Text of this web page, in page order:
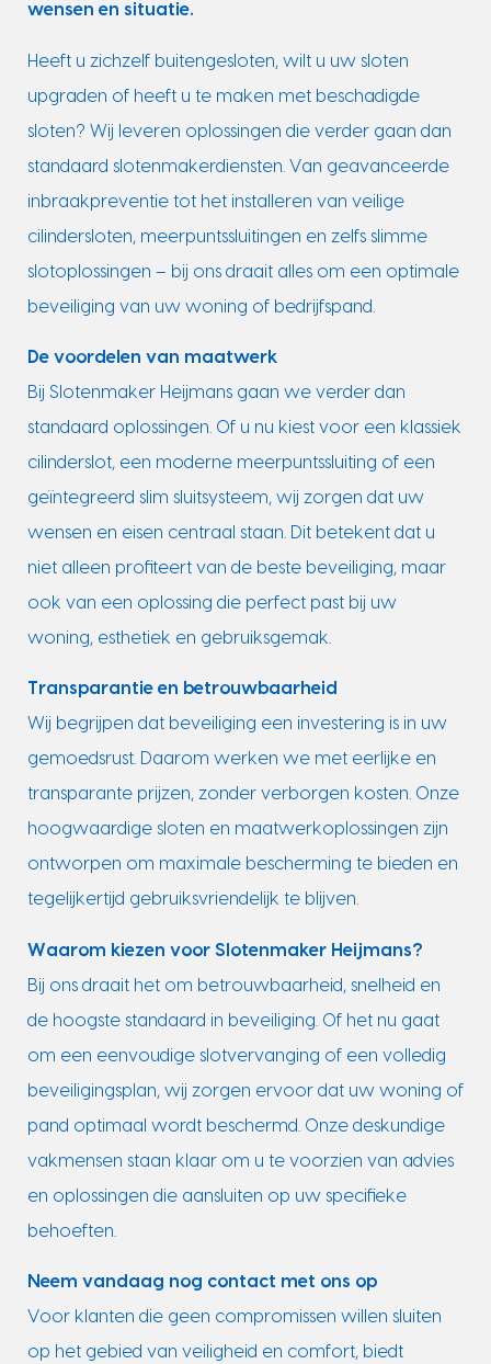
wensen en situatie.
Heeft u zichzelf buitengesloten, wilt u uw sloten
upgraden of heeft u te maken met beschadigde
sloten? Wij leveren oplossingen die verder gaan dan
standaard slotenmakerdiensten. Van geavanceerde
inbraakpreventie tot het installeren van veilige
cilindersloten, meerpuntssluitingen en zelfs slimme
slotoplossingen – bij ons draait alles om een optimale
beveiliging van uw woning of bedrijfspand.
De voordelen van maatwerk
Bij Slotenmaker Heijmans gaan we verder dan
standaard oplossingen. Of u nu kiest voor een klassiek
cilinderslot, een moderne meerpuntssluiting of een
geïntegreerd slim sluitsysteem, wij zorgen dat uw
wensen en eisen centraal staan. Dit betekent dat u
niet alleen profiteert van de beste beveiliging, maar
ook van een oplossing die perfect past bij uw
woning, esthetiek en gebruiksgemak.
Transparantie en betrouwbaarheid
Wij begrijpen dat beveiliging een investering is in uw
gemoedsrust. Daarom werken we met eerlijke en
transparante prijzen, zonder verborgen kosten. Onze
hoogwaardige sloten en maatwerkoplossingen zijn
ontworpen om maximale bescherming te bieden en
tegelijkertijd gebruiksvriendelijk te blijven.
Waarom kiezen voor Slotenmaker Heijmans?
Bij ons draait het om betrouwbaarheid, snelheid en
de hoogste standaard in beveiliging. Of het nu gaat
om een eenvoudige slotvervanging of een volledig
beveiligingsplan, wij zorgen ervoor dat uw woning of
pand optimaal wordt beschermd. Onze deskundige
vakmensen staan klaar om u te voorzien van advies
en oplossingen die aansluiten op uw specifieke
behoeften.
Neem vandaag nog contact met ons op
Voor klanten die geen compromissen willen sluiten
op het gebied van veiligheid en comfort, biedt